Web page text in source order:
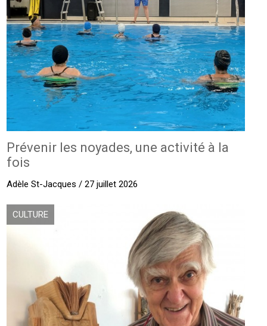
Prévenir les noyades, une activité à la
fois
Adèle St-Jacques / 27 juillet 2026
CULTURE